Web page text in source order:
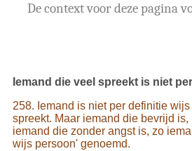
De context voor deze pagina
Iemand die veel spreekt is niet
258. Iemand is niet per definitie wijs
spreekt. Maar iemand die bevrijd
iemand die zonder angst is, zo
wijs persoon' genoemd.